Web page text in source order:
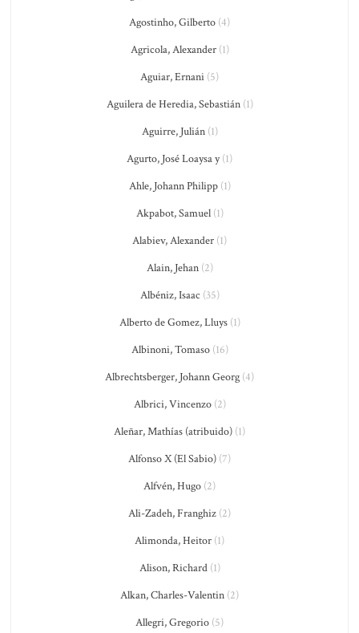
Agostinho, Gilberto (4)
Agricola, Alexander(1)
Aguiar, Ernani (5)
Aguilera de Heredia, Sebastián(1)
Aguirre, Julián(1)
Agurto, José Loaysa y(1)
Ahle, Johann Philipp(1)
Akpabot, Samuel(1)
Alabiev, Alexander (1)
Alain, Jehan(2)
Albéniz, Isaac (35)
Alberto de Gomez, Lluys(1)
Albinoni, Tomaso(16)
Albrechtsberger, Johann Georg (4)
Albrici, Vincenzo(2)
Aleñar, Mathías (atribuido) (1)
Alfonso X (El Sabio) (7)
Alfvén, Hugo (2)
Ali-Zadeh, Franghiz (2)
Alimonda, Heitor (1)
Alison, Richard(1)
Alkan, Charles-Valentin (2)
Allegri, Gregorio (5)